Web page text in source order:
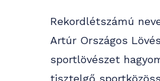
Rekordlétszámú
Artúr Országos
sportlövészet
tisztelgő